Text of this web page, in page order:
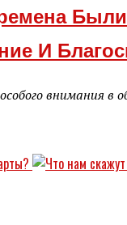
И
внимания в